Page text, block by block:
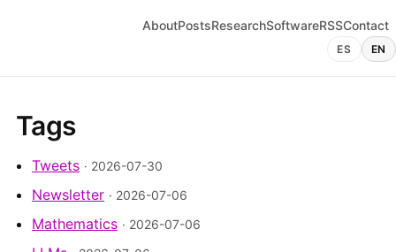
AboutPostsResearchSoftwareRSSContact
ES EN
Tags
Tweets · 2026-07-30
Newsletter · 2026-07-06
Mathematics · 2026-07-06